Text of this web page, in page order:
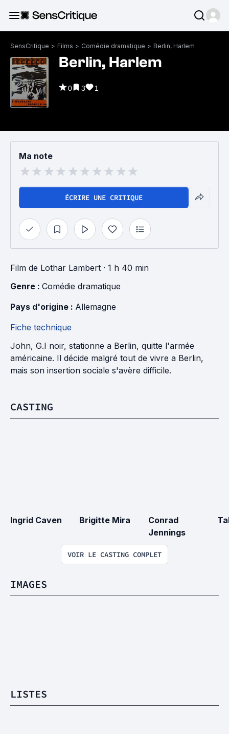
SensCritique > Films > Comédie dramatique > Berlin, Harlem
Berlin, Harlem
0 3 1
Ma note
ÉCRIRE UNE CRITIQUE
Film de Lothar Lambert · 1 h 40 min
Genre : Comédie dramatique
Pays d'origine : Allemagne
Fiche technique
John, G.I noir, stationne a Berlin, quitte l'armée
américaine. Il décide malgré tout de vivre a Berlin,
mais son insertion sociale s'avère difficile.
CASTING
Ingrid Caven Brigitte Mira
Conrad
Jennings
VOIR LE CASTING COMPLET
IMAGES
LISTES